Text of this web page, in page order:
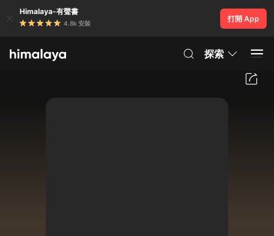
Himalaya-有聲書
4.8k 安裝
打開 App
探索